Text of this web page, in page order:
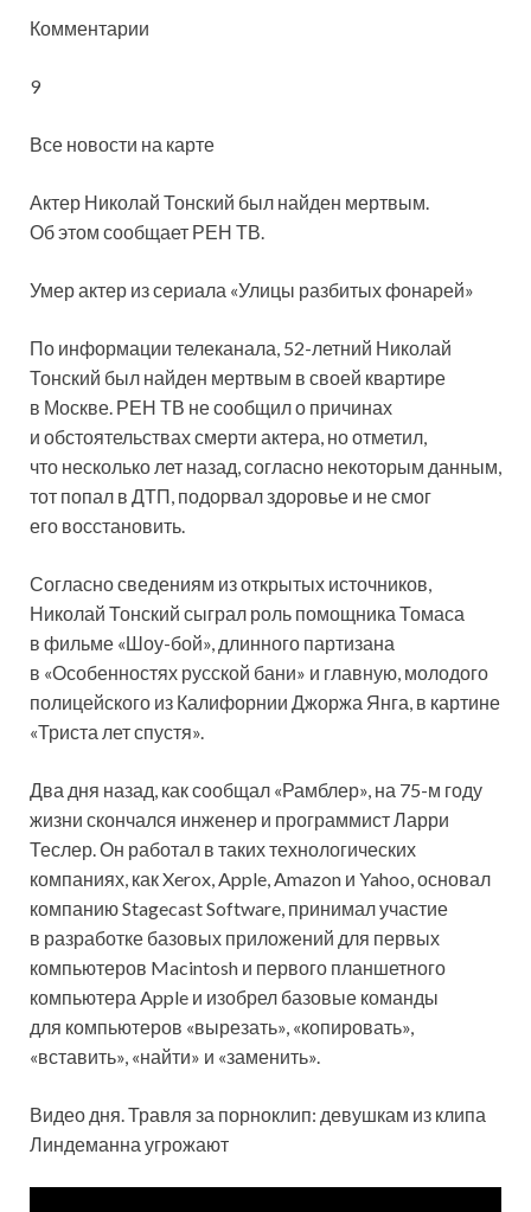
Комментарии
9
Все новости на карте
Актер Николай Тонский был найден мертвым.
Об этом сообщает РЕН ТВ.
Умер актер из сериала «Улицы разбитых фонарей»
По информации телеканала, 52-летний Николай
Тонский был найден мертвым в своей квартире
в Москве. РЕН ТВ не сообщил о причинах
и обстоятельствах смерти актера, но отметил,
что несколько лет назад, согласно некоторым данным,
тот попал в ДТП, подорвал здоровье и не смог
его восстановить.
Согласно сведениям из открытых источников,
Николай Тонский сыграл роль помощника Томаса
в фильме «Шоу-бой», длинного партизана
в «Особенностях русской бани» и главную, молодого
полицейского из Калифорнии Джоржа Янга, в картине
«Триста лет спустя».
Два дня назад, как сообщал «Рамблер», на 75-м году
жизни скончался инженер и программист Ларри
Теслер. Он работал в таких технологических
компаниях, как Xerox, Apple, Amazon и Yahoo, основал
компанию Stagecast Software, принимал участие
в разработке базовых приложений для первых
компьютеров Macintosh и первого планшетного
компьютера Apple и изобрел базовые команды
для компьютеров «вырезать», «копировать»,
«вставить», «найти» и «заменить».
Видео дня. Травля за порноклип: девушкам из клипа
Линдеманна угрожают